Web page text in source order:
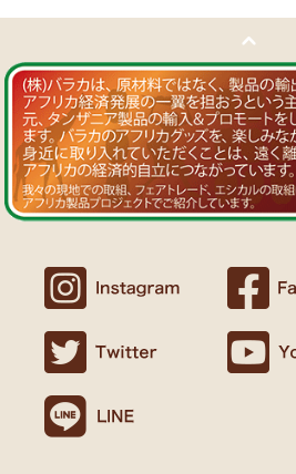
ューナッツ＜素焼き＞ 賞味期限切れ大
11/1：【MOTTAINAI】～もったいない
ューナッツ＜うす塩＞ 賞味期限切れ大
11/1：アフリカ・ガラスビーズ ジュエリ
グビーズ～現地職人の特別注文による一
コーナー新入荷！～人気作家の作品限定
10/27：ティンガティンガ・アート～S
名ごとに2つのカテゴリーでご紹介します
→ 作家名 A―L
→ 作家名 M―Z
10/24：
サリーコーナー新入荷！～天然素材 環
以前にもカンガを購入したのですが、気
カンガスタイル、アフリカンファッショ
Ｍさまより カンガへのご感想
バラカのショップは、カンガも端処理し
タンも、このワンピースも、脇が大きく
でも外でも）にとてもイイと思う。
アフリカンピアス３７ カウボーンマーブル
しっかりした作りでイメージ通りの品でし
似たテイストのネックレスを持っていて、
連絡や包装などもよかったです。
Ｏさまより キテンゲへのご感想
無事、商品受け取りました。ありがとうご